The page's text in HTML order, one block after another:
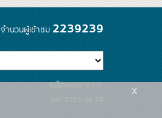
จำนวนผู้เข้าชม 2239239
รุ่นโปรแกรม: 3.0.0
วันที่: 2025-06-26
x